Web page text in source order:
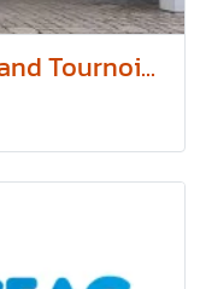
Tournoi...